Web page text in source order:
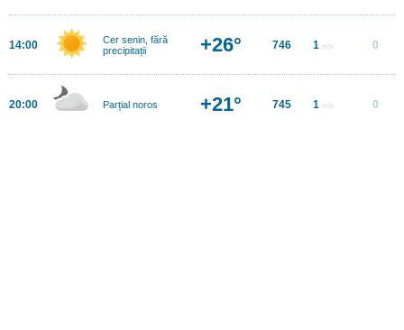
14:00
Cer senin, fără
precipitații
+26° 746 1 m/s 0
20:00 Parțial noros +21° 745 1 m/s 0